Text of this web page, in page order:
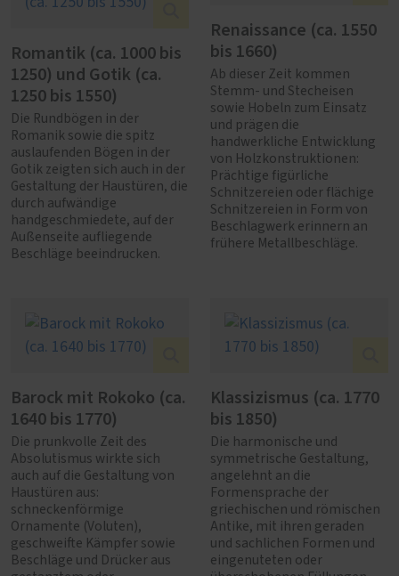
Romantik (ca. 1000 bis
1250) und Gotik (ca.
1250 bis 1550)
Die Rundbögen in der
Romanik sowie die spitz
auslaufenden Bögen in der
Gotik zeigten sich auch in der
Gestaltung der Haustüren, die
durch aufwändige
handgeschmiedete, auf der
Außenseite aufliegende
Beschläge beeindrucken.
Renaissance (ca. 1550
bis 1660)
Ab dieser Zeit kommen
Stemm- und Stecheisen
sowie Hobeln zum Einsatz
und prägen die
handwerkliche Entwicklung
von Holzkonstruktionen:
Prächtige figürliche
Schnitzereien oder flächige
Schnitzereien in Form von
Beschlagwerk erinnern an
frühere Metallbeschläge.
Barock mit Rokoko (ca.
1640 bis 1770)
Die prunkvolle Zeit des
Absolutismus wirkte sich
auch auf die Gestaltung von
Haustüren aus:
schneckenförmige
Ornamente (Voluten),
geschweifte Kämpfer sowie
Beschläge und Drücker aus
Klassizismus (ca. 1770
bis 1850)
Die harmonische und
symmetrische Gestaltung,
angelehnt an die
Formensprache der
griechischen und römischen
Antike, mit ihren geraden
und sachlichen Formen und
eingenuteten oder